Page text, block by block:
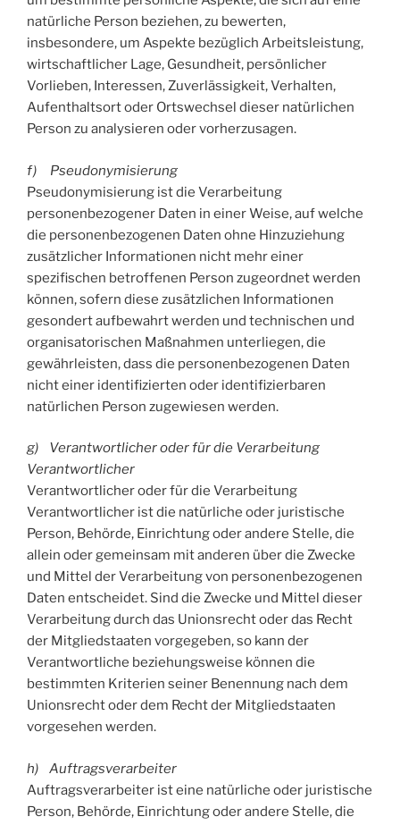
natürliche Person beziehen, zu bewerten,
insbesondere, um Aspekte bezüglich Arbeitsleistung,
wirtschaftlicher Lage, Gesundheit, persönlicher
Vorlieben, Interessen, Zuverlässigkeit, Verhalten,
Aufenthaltsort oder Ortswechsel dieser natürlichen
Person zu analysieren oder vorherzusagen.
f) Pseudonymisierung
Pseudonymisierung ist die Verarbeitung
personenbezogener Daten in einer Weise, auf welche
die personenbezogenen Daten ohne Hinzuziehung
zusätzlicher Informationen nicht mehr einer
spezifischen betroffenen Person zugeordnet werden
können, sofern diese zusätzlichen Informationen
gesondert aufbewahrt werden und technischen und
organisatorischen Maßnahmen unterliegen, die
gewährleisten, dass die personenbezogenen Daten
nicht einer identifizierten oder identifizierbaren
natürlichen Person zugewiesen werden.
g) Verantwortlicher oder für die Verarbeitung
Verantwortlicher
Verantwortlicher oder für die Verarbeitung
Verantwortlicher ist die natürliche oder juristische
Person, Behörde, Einrichtung oder andere Stelle, die
allein oder gemeinsam mit anderen über die Zwecke
und Mittel der Verarbeitung von personenbezogenen
Daten entscheidet. Sind die Zwecke und Mittel dieser
Verarbeitung durch das Unionsrecht oder das Recht
der Mitgliedstaaten vorgegeben, so kann der
Verantwortliche beziehungsweise können die
bestimmten Kriterien seiner Benennung nach dem
Unionsrecht oder dem Recht der Mitgliedstaaten
vorgesehen werden.
h) Auftragsverarbeiter
Auftragsverarbeiter ist eine natürliche oder juristische
Person, Behörde, Einrichtung oder andere Stelle, die